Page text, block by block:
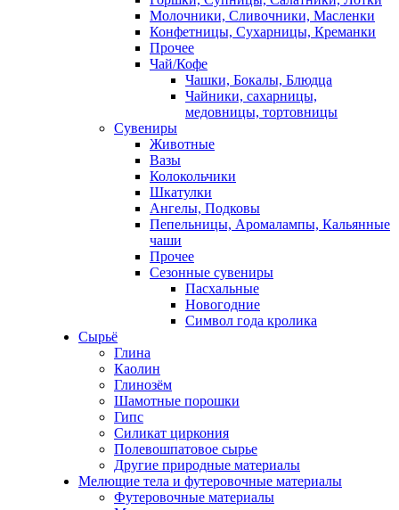
Молочники, Сливочники, Масленки
Конфетницы, Сухарницы, Креманки
Прочее
Чай/Кофе
Чашки, Бокалы, Блюдца
Чайники, сахарницы,
медовницы, тортовницы
Сувениры
Животные
Вазы
Колокольчики
Шкатулки
Ангелы, Подковы
Пепельницы, Аромалампы, Кальянные
чаши
Прочее
Сезонные сувениры
Пасхальные
Новогодние
Символ года кролика
Сырьё
Глина
Каолин
Глинозём
Шамотные порошки
Гипс
Силикат циркония
Полевошпатовое сырье
Другие природные материалы
Мелющие тела и футеровочные материалы
Футеровочные материалы